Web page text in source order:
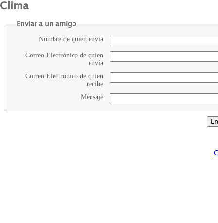
Clima
Enviar a un amigo
Nombre de quien envía
Correo Electrónico de quien
envía
Correo Electrónico de quien
recibe
Mensaje